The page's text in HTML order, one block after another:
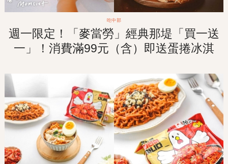
吃中部
週一限定！「麥當勞」經典那堤「買一送
一」！消費滿99元（含）即送蛋捲冰淇